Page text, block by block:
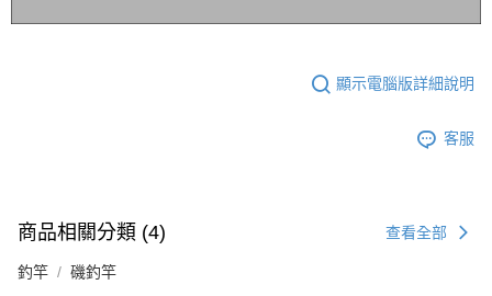
顯示電腦版詳細說明
客服
商品相關分類 (4) 查看全部
釣竿 磯釣竿